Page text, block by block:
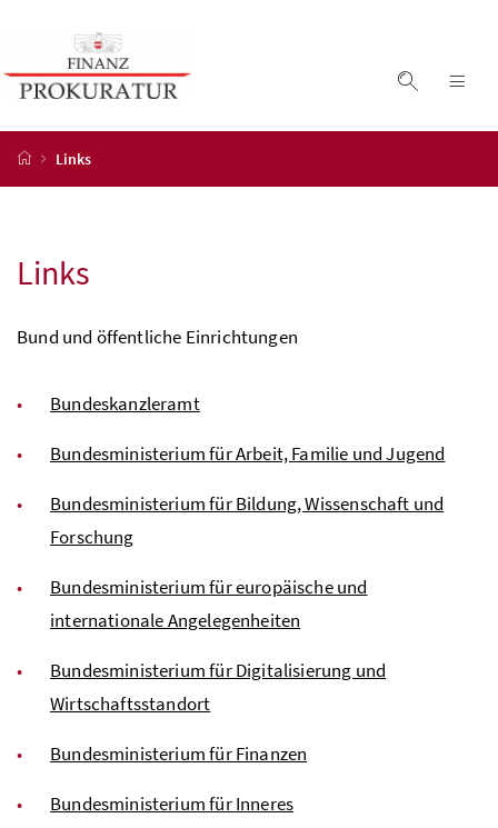
Suche
Startseite
Links
Links
Bund und öffentliche Einrichtungen
Bundeskanzleramt
Bundesministerium für Arbeit, Familie und Jugend
Bundesministerium für Bildung, Wissenschaft und
Forschung
Bundesministerium für europäische und
internationale Angelegenheiten
Bundesministerium für Digitalisierung und
Wirtschaftsstandort
Bundesministerium für Finanzen
Bundesministerium für Inneres